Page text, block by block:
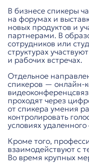
В бизнесе спикеры
на форумах и
новых продуктов и
партнерами. В
сотрудников или
структурах
и рабочих встречах.
Отдельное
спикеров — онлайн-
проходят через
от спикера умения
контролировать
условиях
Кроме того,
взаимодействуют с
Во время крупных